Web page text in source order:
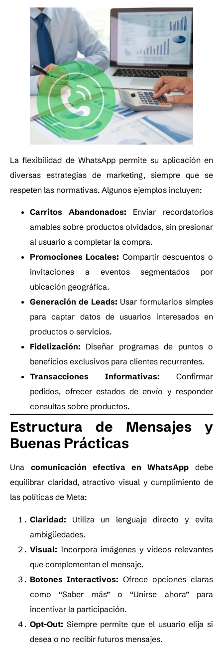
La flexibilidad de WhatsApp permite su aplicación en
diversas estrategias de marketing, siempre que se
respeten las normativas. Algunos ejemplos incluyen:
Carritos Abandonados: Enviar recordatorios
amables sobre productos olvidados, sin presionar
al usuario a completar la compra.
Promociones Locales: Compartir descuentos o
invitaciones a eventos segmentados por
ubicación geográfica.
Generación de Leads: Usar formularios simples
para captar datos de usuarios interesados en
productos o servicios.
Fidelización: Diseñar programas de puntos o
beneficios exclusivos para clientes recurrentes.
Transacciones Informativas: Confirmar
pedidos, ofrecer estados de envío y responder
consultas sobre productos.
Estructura de Mensajes y
Buenas Prácticas
Una comunicación efectiva en WhatsApp debe
equilibrar claridad, atractivo visual y cumplimiento de
las políticas de Meta:
Claridad: Utiliza un lenguaje directo y evita
ambigüedades.
Visual: Incorpora imágenes y videos relevantes
que complementan el mensaje.
Botones Interactivos: Ofrece opciones claras
como “Saber más” o “Unirse ahora” para
incentivar la participación.
Opt-Out: Siempre permite que el usuario elija si
desea o no recibir futuros mensajes.